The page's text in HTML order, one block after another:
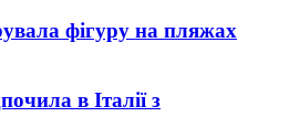
фігуру на пляжах
в Італії з